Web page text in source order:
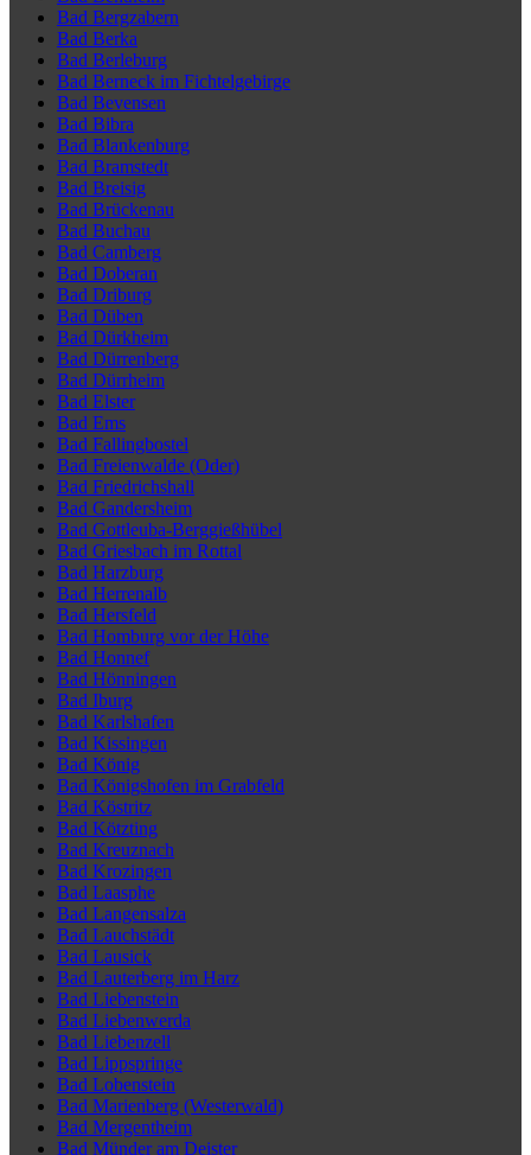
Bad Bergzabern
Bad Berka
Bad Berleburg
Bad Berneck im Fichtelgebirge
Bad Bevensen
Bad Bibra
Bad Blankenburg
Bad Bramstedt
Bad Breisig
Bad Brückenau
Bad Buchau
Bad Camberg
Bad Doberan
Bad Driburg
Bad Düben
Bad Dürkheim
Bad Dürrenberg
Bad Dürrheim
Bad Elster
Bad Ems
Bad Fallingbostel
Bad Freienwalde (Oder)
Bad Friedrichshall
Bad Gandersheim
Bad Gottleuba-Berggießhübel
Bad Griesbach im Rottal
Bad Harzburg
Bad Herrenalb
Bad Hersfeld
Bad Homburg vor der Höhe
Bad Honnef
Bad Hönningen
Bad Iburg
Bad Karlshafen
Bad Kissingen
Bad König
Bad Königshofen im Grabfeld
Bad Köstritz
Bad Kötzting
Bad Kreuznach
Bad Krozingen
Bad Laasphe
Bad Langensalza
Bad Lauchstädt
Bad Lausick
Bad Lauterberg im Harz
Bad Liebenstein
Bad Liebenwerda
Bad Liebenzell
Bad Lippspringe
Bad Lobenstein
Bad Marienberg (Westerwald)
Bad Mergentheim
Bad Münder am Deister